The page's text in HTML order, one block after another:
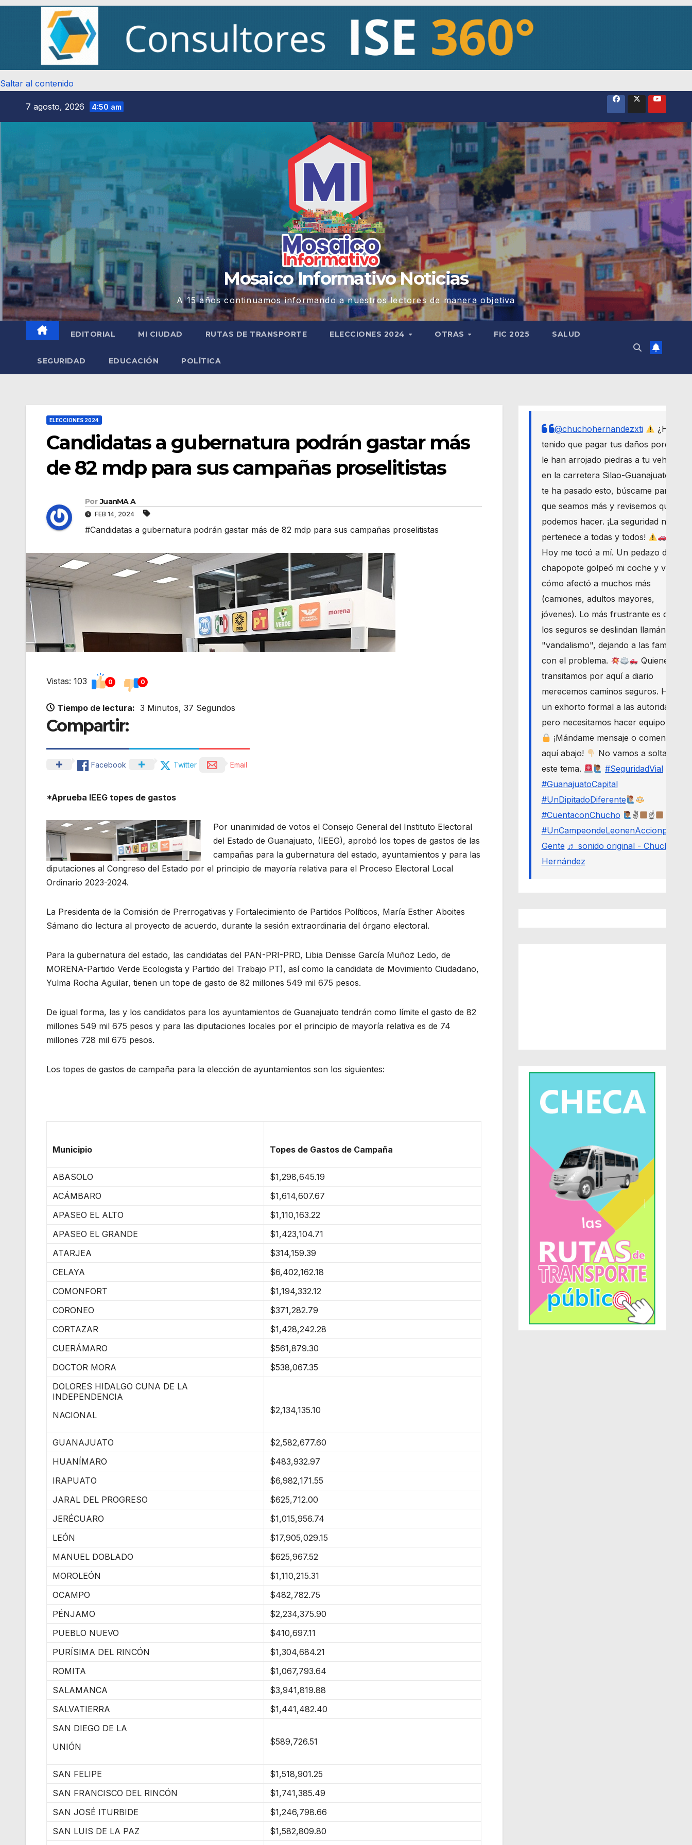
Saltar al contenido
7 agosto, 2026 4:50 am
Mosaico Informativo Noticias
A 15 años continuamos informando a nuestros lectores de manera objetiva
EDITORIAL MI CIUDAD RUTAS DE TRANSPORTE ELECCIONES 2024 OTRAS FIC 2025 SALUD
SEGURIDAD EDUCACIÓN POLÍTICA
ELECCIONES 2024
Candidatas a gubernatura podrán gastar más
de 82 mdp para sus campañas proselitistas
Por JuanMA A
FEB 14, 2024
#Candidatas a gubernatura podrán gastar más de 82 mdp para sus campañas proselitistas
Vistas: 103 0 0
Tiempo de lectura: 3 Minutos, 37 Segundos
Compartir:
Facebook Twitter Email
*Aprueba IEEG topes de gastos
Por unanimidad de votos el Consejo General del Instituto Electoral
del Estado de Guanajuato, (IEEG), aprobó los topes de gastos de las
campañas para la gubernatura del estado, ayuntamientos y para las
diputaciones al Congreso del Estado por el principio de mayoría relativa para el Proceso Electoral Local
Ordinario 2023-2024.
La Presidenta de la Comisión de Prerrogativas y Fortalecimiento de Partidos Políticos, María Esther Aboites
Sámano dio lectura al proyecto de acuerdo, durante la sesión extraordinaria del órgano electoral.
Para la gubernatura del estado, las candidatas del PAN-PRI-PRD, Libia Denisse García Muñoz Ledo, de
MORENA-Partido Verde Ecologista y Partido del Trabajo PT), así como la candidata de Movimiento Ciudadano,
Yulma Rocha Aguilar, tienen un tope de gasto de 82 millones 549 mil 675 pesos.
De igual forma, las y los candidatos para los ayuntamientos de Guanajuato tendrán como límite el gasto de 82
millones 549 mil 675 pesos y para las diputaciones locales por el principio de mayoría relativa es de 74
millones 728 mil 675 pesos.
Los topes de gastos de campaña para la elección de ayuntamientos son los siguientes:
Municipio Topes de Gastos de Campaña
ABASOLO
$1,298,645.19
ACÁMBARO
$1,614,607.67
APASEO EL ALTO
$1,110,163.22
APASEO EL GRANDE
$1,423,104.71
ATARJEA
$314,159.39
CELAYA
$6,402,162.18
COMONFORT
$1,194,332.12
CORONEO
$371,282.79
CORTAZAR
$1,428,242.28
CUERÁMARO
$561,879.30
DOCTOR MORA
$538,067.35
DOLORES HIDALGO CUNA DE LA
INDEPENDENCIA
NACIONAL
$2,134,135.10
GUANAJUATO
$2,582,677.60
HUANÍMARO
$483,932.97
IRAPUATO
$6,982,171.55
JARAL DEL PROGRESO
$625,712.00
JERÉCUARO
$1,015,956.74
LEÓN
$17,905,029.15
MANUEL DOBLADO
$625,967.52
MOROLEÓN
$1,110,215.31
OCAMPO
$482,782.75
PÉNJAMO
$2,234,375.90
PUEBLO NUEVO
$410,697.11
PURÍSIMA DEL RINCÓN
$1,304,684.21
ROMITA
$1,067,793.64
SALAMANCA
$3,941,819.88
SALVATIERRA
$1,441,482.40
SAN DIEGO DE LA
UNIÓN
$589,726.51
SAN FELIPE
$1,518,901.25
SAN FRANCISCO DEL RINCÓN
$1,741,385.49
SAN JOSÉ ITURBIDE
$1,246,798.66
SAN LUIS DE LA PAZ
$1,582,809.80
@chuchohernandezxti
¿Has
tenido que pagar tus daños porque
le han arrojado piedras a tu vehículo
en la carretera Silao-Guanajuato? Si
te ha pasado esto, búscame para
que seamos más y revisemos qué
podemos hacer. ¡La seguridad nos
pertenece a todas y todos!
Hoy me tocó a mí. Un pedazo de
chapopote golpeó mi coche y vi
cómo afectó a muchos más
(camiones, adultos mayores,
jóvenes). Lo más frustrante es que
los seguros se deslindan llamándolo
"vandalismo", dejando a las familias
con el problema.
Quienes
transitamos por aquí a diario
merecemos caminos seguros. Haré
un exhorto formal a las autoridades,
pero necesitamos hacer equipo.
¡Mándame mensaje o comenta
aquí abajo!
No vamos a soltar
este tema.
#SeguridadVial
#GuanajuatoCapital
#UnDipitadoDiferente
#CuentaconChucho
✌
☝
#UnCampeondeLeonenAccionporLa
Gente ♬ sonido original - Chucho
Hernández